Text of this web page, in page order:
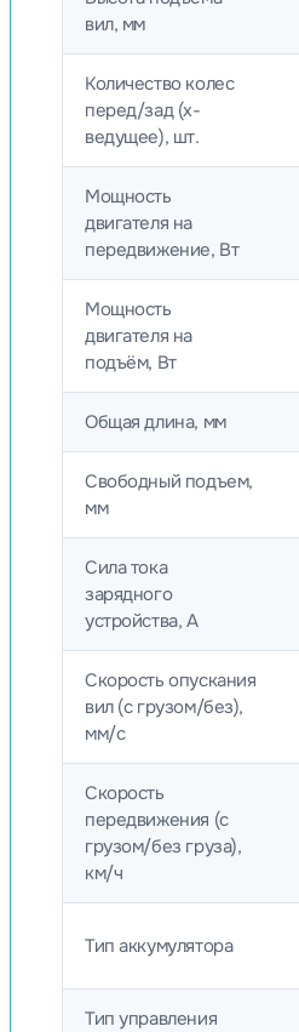
вил, мм
Количество колес
перед/зад (x-
ведущее), шт.
Мощность
двигателя на
передвижение, Вт
Мощность
двигателя на
подъём, Вт
Общая длина, мм
Свободный подъем,
мм
Сила тока
зарядного
устройства, А
Скорость опускания
вил (с грузом/без),
мм/с
Скорость
передвижения (с
грузом/без груза),
км/ч
Тип аккумулятора
Тип управления